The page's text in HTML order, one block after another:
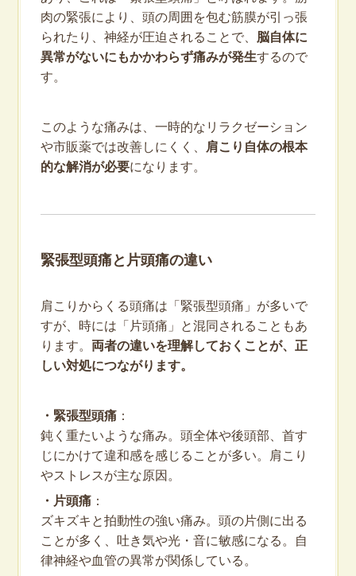
肉の緊張により、頭の周囲を包む筋膜が引っ張
られたり、神経が圧迫されることで、 脳自体に
異常がないにもかかわらず痛みが発生するので
す。
このような痛みは、一時的なリラクゼーション
や市販薬では改善しにくく、
肩こり自体の根本
的な解消が必要になります。
緊張型頭痛と片頭痛の違い
肩こりからくる頭痛は「緊張型頭痛」が多いで
すが、時には「片頭痛」と混同されることもあ
ります。 両者の違いを理解しておくことが、正
しい対処につながります。
・緊張型頭痛：
鈍く重たいような痛み。頭全体や後頭部、首す
じにかけて違和感を感じることが多い。肩こり
やストレスが主な原因。
・片頭痛：
ズキズキと拍動性の強い痛み。頭の片側に出る
ことが多く、吐き気や光・音に敏感になる。自
律神経や血管の異常が関係している。